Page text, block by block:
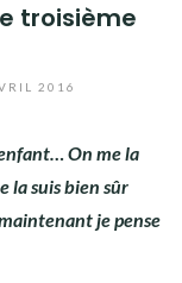
troisième
2016
On me la
la suis bien sûr
je pense